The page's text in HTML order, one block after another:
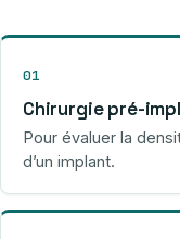
01
Chirurgie pré-
Pour évaluer la
d’un implant.